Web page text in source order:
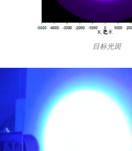
目标光斑